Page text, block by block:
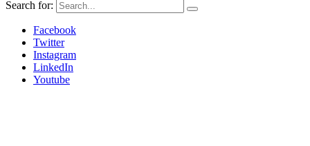
Search for:
Facebook
Twitter
Instagram
LinkedIn
Youtube